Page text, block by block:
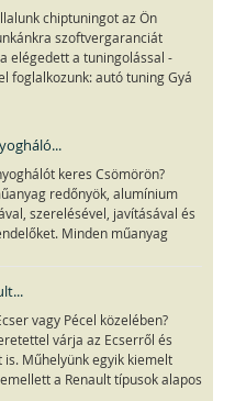
chiptuningot az Ön
szoftvergaranciát
elégedett a tuningolással -
foglalkozunk: autó tuning Gyá
keres Csömörön?
redőnyök, alumínium
szerelésével, javításával és
Minden műanyag
vagy Pécel közelében?
várja az Ecserről és
Műhelyünk egyik kiemelt
a Renault típusok alapos